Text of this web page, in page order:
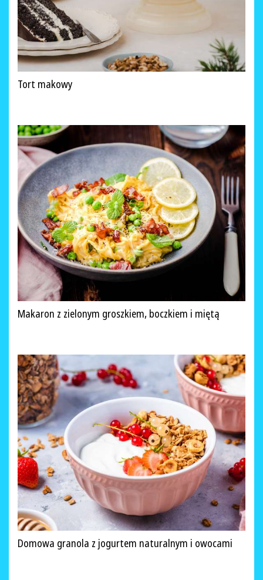
Tort makowy
Makaron z zielonym groszkiem, boczkiem i miętą
Domowa granola z jogurtem naturalnym i owocami